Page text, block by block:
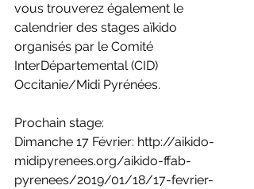
vous trouverez également le
calendrier des stages aïkido
organisés par le Comité
InterDépartemental (CID)
Occitanie/Midi Pyrénées.
Prochain stage:
Dimanche 17 Février: http://aikido-
midipyrenees.org/aikido-ffab-
pyrenees/2019/01/18/17-fevrier-